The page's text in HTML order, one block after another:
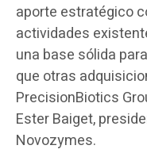
aporte estratégico
actividades
una base sólida
que otras
PrecisionBiotics
Ester Baiget,
Novozymes.